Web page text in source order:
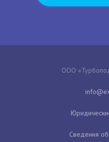
ООО
Сведения об